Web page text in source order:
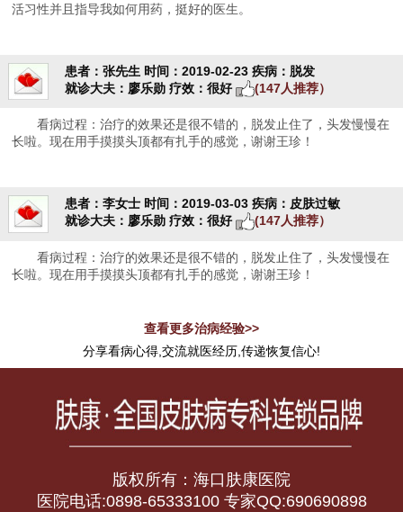
活习性并且指导我如何用药，挺好的医生。
患者：张先生 时间：2019-02-23 疾病：脱发
就诊大夫：廖乐勋 疗效：很好 (147人推荐）
看病过程：治疗的效果还是很不错的，脱发止住了，头发慢慢在
长啦。现在用手摸摸头顶都有扎手的感觉，谢谢王珍！
患者：李女士 时间：2019-03-03 疾病：皮肤过敏
就诊大夫：廖乐勋 疗效：很好 (147人推荐）
看病过程：治疗的效果还是很不错的，脱发止住了，头发慢慢在
长啦。现在用手摸摸头顶都有扎手的感觉，谢谢王珍！
查看更多治病经验>>
分享看病心得,交流就医经历,传递恢复信心!
版权所有：海口肤康医院
医院电话:0898-65333100 专家QQ:690690898